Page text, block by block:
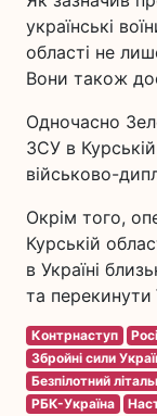
українські
області не
Вони також
Одночасно
ЗСУ в
військово-
Окрім того,
Курській
в Україні
та перекинути
Контрнаступ
Збройні сили
Безпілотний
РБК-Україна